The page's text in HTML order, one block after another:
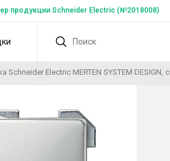
продукции Schneider Electric (№2018008)
Schneider Electric MERTEN SYSTEM